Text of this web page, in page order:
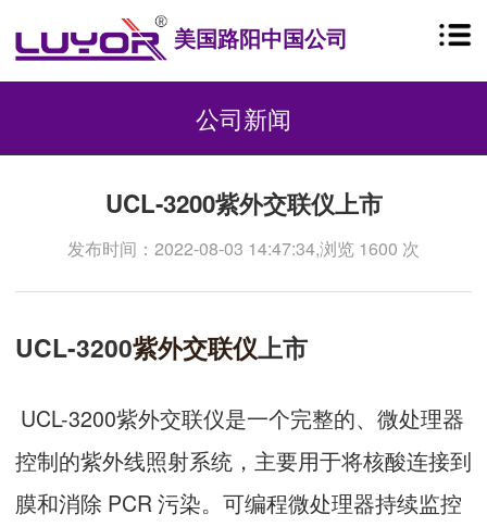
美国路阳中国公司
公司新闻
UCL-3200紫外交联仪上市
发布时间：2022-08-03 14:47:34,浏览 1600 次
UCL-3200紫外交联仪上市
UCL-3200紫外交联仪是一个完整的、微处理器
控制的紫外线照射系统，主要用于将核酸连接到
膜和消除 PCR 污染。可编程微处理器持续监控